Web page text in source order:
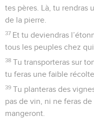
tes pères. Là, tu rendras
de la pierre.
37 Et tu deviendras
tous les peuples chez
38 Tu transporteras sur
tu feras une faible
39 Tu planteras des
pas de vin, ni ne feras
mangeront.